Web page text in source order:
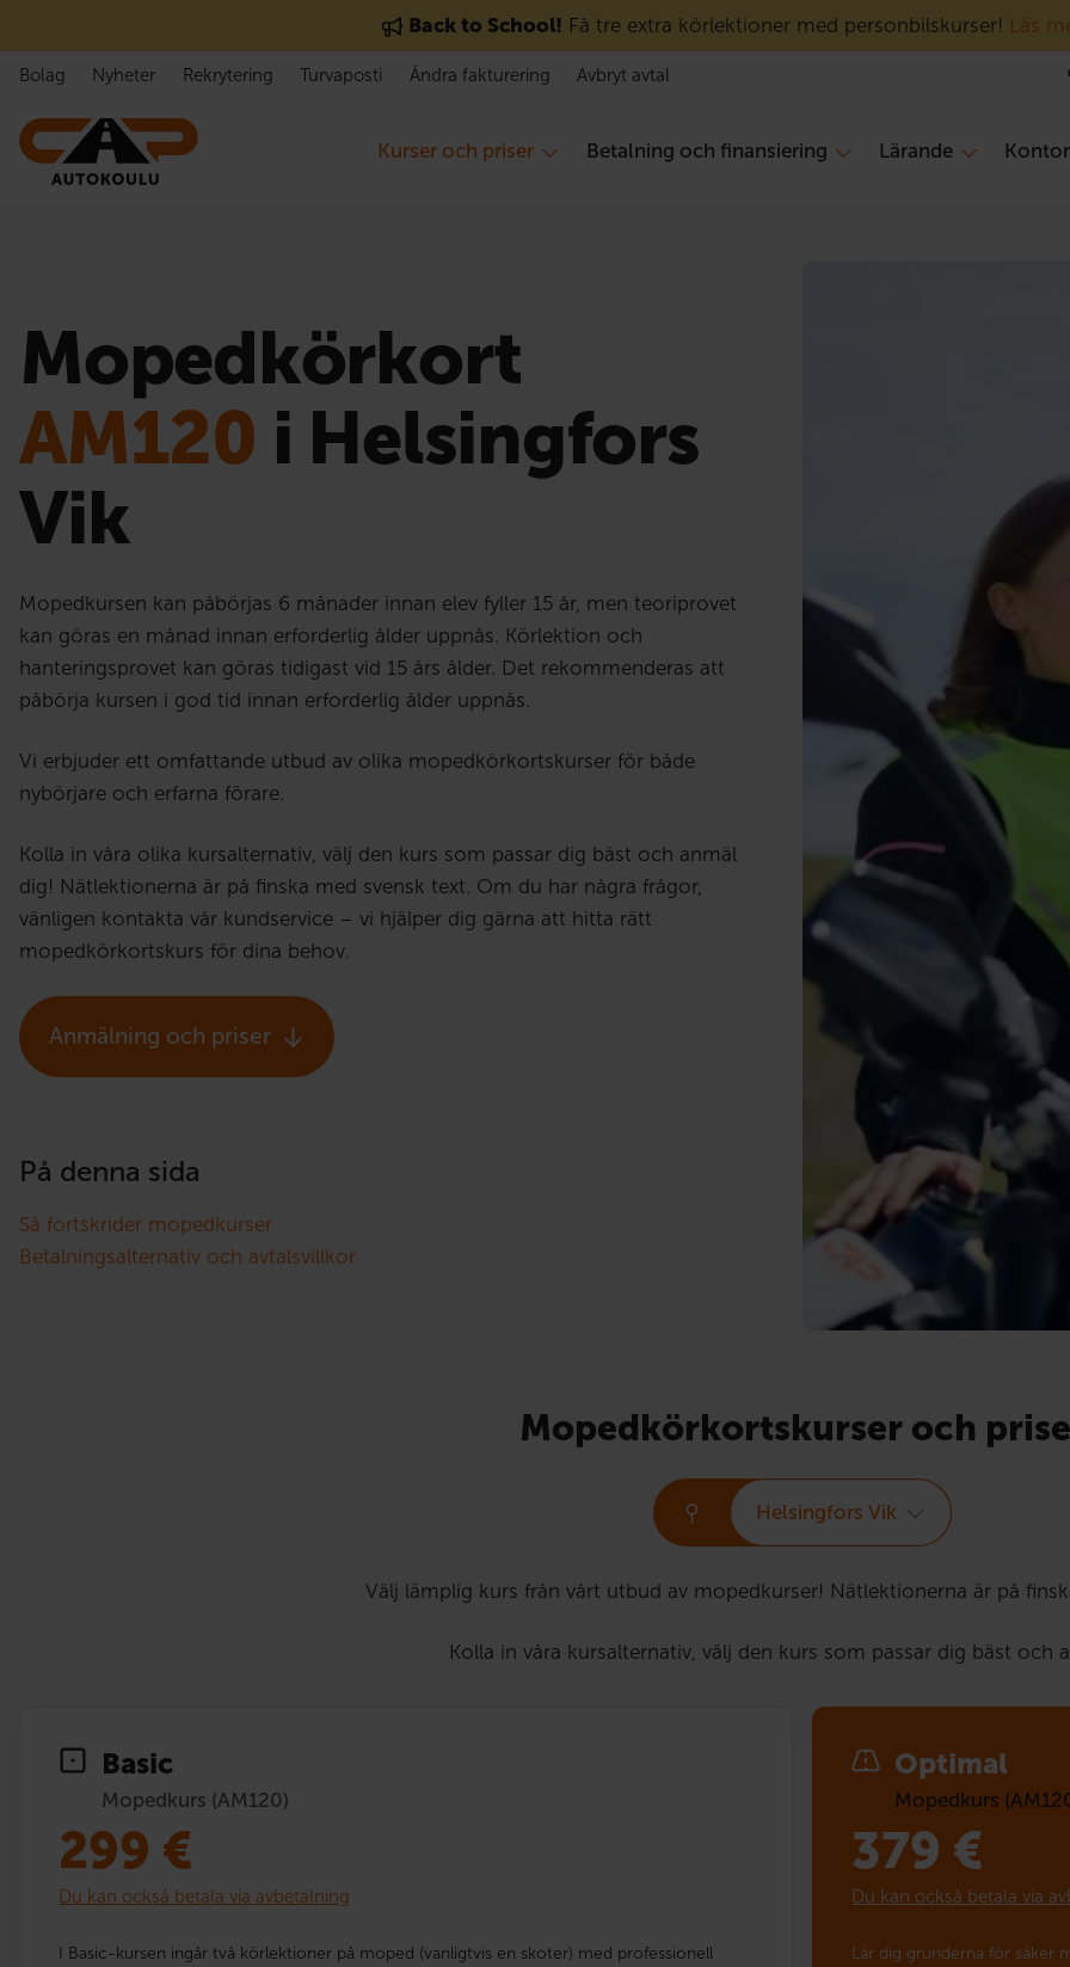
Back to School! Få tre extra körlektioner med personbilskurser! Läs
Kurser och priser Betalning och finansiering Lärande Kontor
Bolag Nyheter Rekrytering Turvaposti Ändra fakturering Avbryt avtal
Mopedkörkort
AM120 i Helsingfors
Vik
Mopedkursen kan påbörjas 6 månader innan elev fyller 15 år, men teoriprovet
kan göras en månad innan erforderlig ålder uppnås. Körlektion och
hanteringsprovet kan göras tidigast vid 15 års ålder. Det rekommenderas att
påbörja kursen i god tid innan erforderlig ålder uppnås.
Vi erbjuder ett omfattande utbud av olika mopedkörkortskurser för både
nybörjare och erfarna förare.
Kolla in våra olika kursalternativ, välj den kurs som passar dig bäst och anmäl
dig! Nätlektionerna är på finska med svensk text. Om du har några frågor,
vänligen kontakta vår kundservice – vi hjälper dig gärna att hitta rätt
mopedkörkortskurs för dina behov.
Anmälning och priser
På denna sida
Så fortskrider mopedkurser
Betalningsalternativ och avtalsvillkor
Mopedkörkortskurser och
Helsingfors Vik
Välj lämplig kurs från vårt utbud av mopedkurser! Nätlektionerna är på
Kolla in våra kursalternativ, välj den kurs som passar dig bäst och
Basic
Mopedkurs (AM120)
299 €
Du kan också betala via avbetalning
I Basic-kursen ingår två körlektioner på moped (vanligtvis en skoter) med professionell
Optimal
Mopedkurs
379 €
Du kan också betala via
Lär dig grunderna för säker